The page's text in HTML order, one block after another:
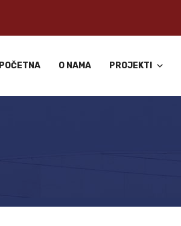
POČETNA O NAMA PROJEKTI